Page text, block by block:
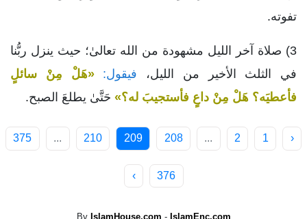
تفوته.
3) صلاة آخر الليل مشهودة من الله تعالىٰ؛ حيث ينزل ربُّنا
في الثلث الأخير من الليل، فيقول:
«هَلْ مِنْ سائلٍ
فأعطيَه؟ هَلْ مِنْ داعٍ فأستجيبَ له؟» حَتَّىٰ يطلعَ الصبح.
‹
1
2
...
208
209
210
...
375
376
›
By IslamHouse.com - IslamEnc.com